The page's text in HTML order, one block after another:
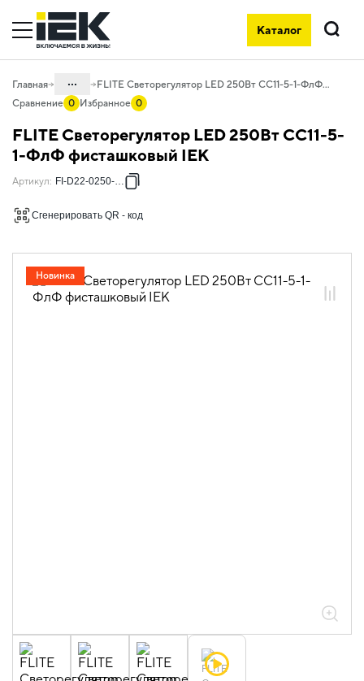
Каталог
Поиск
Главная ...
06. Изделия электроустановочные,
удлинители и силовые разъемы
06.01 Электроустановочные изделия
06.01.04 Электроустановочные
06.01.04.18 ЭУИ FLITE фисташковый
FLITE Светорегулятор LED 250Вт СС11-5-1-ФлФ фисташковый IEK
Сравнение 0 Избранное 0
FLITE Светорегулятор LED 250Вт СС11-5-
1-ФлФ фисташковый IEK
Новинка
Артикул: FI-D22-0250-K93
Сгенерировать QR - код